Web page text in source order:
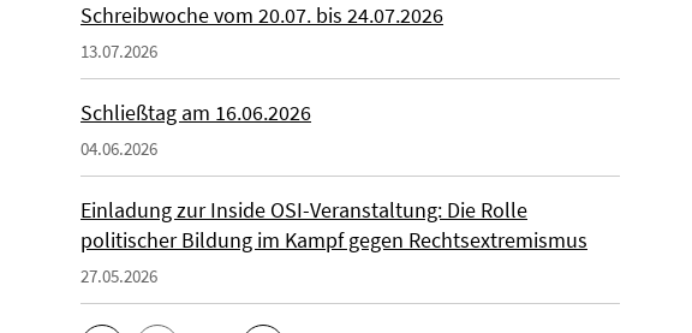
Schreibwoche vom 20.07. bis 24.07.2026
13.07.2026
Schließtag am 16.06.2026
04.06.2026
Einladung zur Inside OSI-Veranstaltung: Die Rolle
politischer Bildung im Kampf gegen Rechtsextremismus
27.05.2026